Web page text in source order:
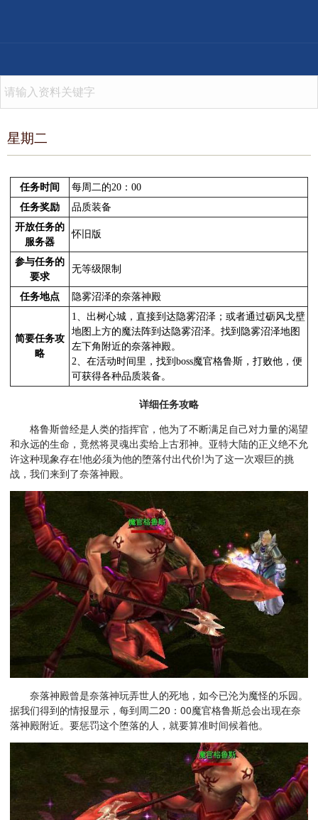
星期二
任务时间
每周二的20：00
任务奖励
品质装备
开放任务的
服务器
怀旧版
参与任务的
要求
无等级限制
任务地点 隐雾沼泽的奈落神殿
简要任务攻
略
1、出树心城，直接到达隐雾沼泽；或者通过砺风戈壁
地图上方的魔法阵到达隐雾沼泽。找到隐雾沼泽地图
左下角附近的奈落神殿。
2、在活动时间里，找到boss魔官格鲁斯，打败他，便
可获得各种品质装备。
详细任务攻略
格鲁斯曾经是人类的指挥官，他为了不断满足自己对力量的渴望
和永远的生命，竟然将灵魂出卖给上古邪神。亚特大陆的正义绝不允
许这种现象存在!他必须为他的堕落付出代价!为了这一次艰巨的挑
战，我们来到了奈落神殿。
奈落神殿曾是奈落神玩弄世人的死地，如今已沦为魔怪的乐园。
据我们得到的情报显示，每到周二20：00魔官格鲁斯总会出现在奈
落神殿附近。要惩罚这个堕落的人，就要算准时间候着他。